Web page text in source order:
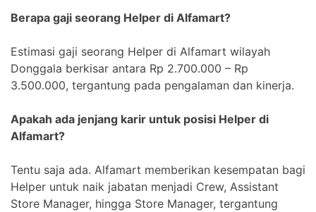
Berapa gaji seorang Helper di Alfamart?
Estimasi gaji seorang Helper di Alfamart wilayah
Donggala berkisar antara Rp 2.700.000 – Rp
3.500.000, tergantung pada pengalaman dan kinerja.
Apakah ada jenjang karir untuk posisi Helper di
Alfamart?
Tentu saja ada. Alfamart memberikan kesempatan bagi
Helper untuk naik jabatan menjadi Crew, Assistant
Store Manager, hingga Store Manager, tergantung